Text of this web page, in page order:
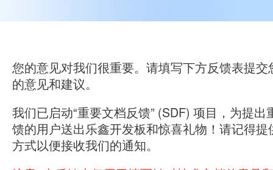
您的意见对我们很重要。请填写下方反馈表提交
的意见和建议。
我们已启动“重要文档反馈” (SDF) 项目，为提出
馈的用户送出乐鑫开发板和惊喜礼物！请记得提
方式以便接收我们的通知。